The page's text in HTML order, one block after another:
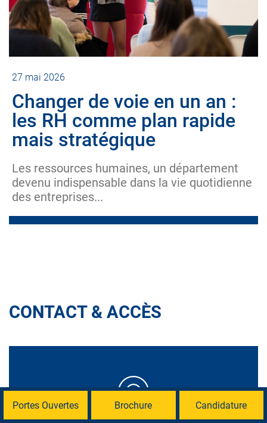
27 mai 2026
Changer de voie en un an :
les RH comme plan rapide
mais stratégique
Les ressources humaines, un département
devenu indispensable dans la vie quotidienne
des entreprises...
CONTACT & ACCÈS
Portes Ouvertes Brochure Candidature